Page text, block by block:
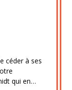
céder à ses
qui en…